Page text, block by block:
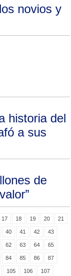
novios y
historia del
a sus
de
17 18 19 20 21
40 41 42 43
62 63 64 65
84 85 86 87
105 106 107